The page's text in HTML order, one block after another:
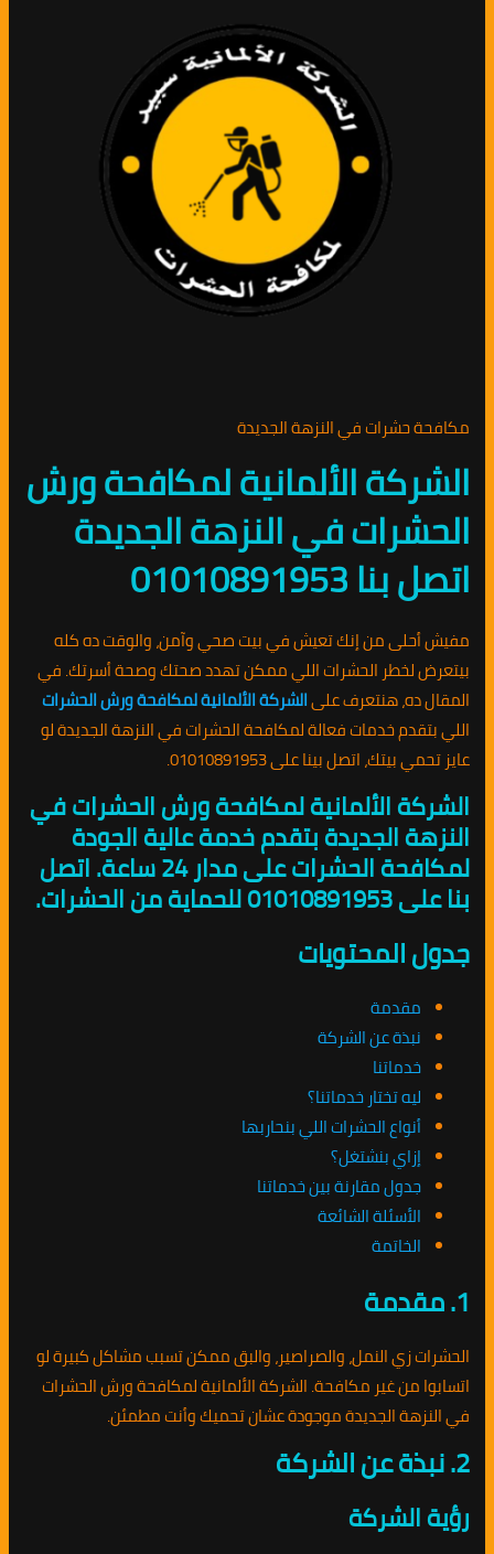
مكافحة حشرات في النزهة الجديدة
الشركة الألمانية لمكافحة ورش
الحشرات في النزهة الجديدة
اتصل بنا 01010891953
مفيش أحلى من إنك تعيش في بيت صحي وآمن، والوقت ده كله
بيتعرض لخطر الحشرات اللي ممكن تهدد صحتك وصحة أسرتك. في
المقال ده، هنتعرف علىالشركة الألمانية لمكافحة ورش الحشرات
اللي بتقدم خدمات فعالة لمكافحة الحشرات في النزهة الجديدة لو
عايز تحمي بيتك، اتصل بينا على 01010891953.
الشركة الألمانية لمكافحة ورش الحشرات في
النزهة الجديدة بتقدم خدمة عالية الجودة
لمكافحة الحشرات على مدار 24 ساعة. اتصل
بنا على 01010891953 للحماية من الحشرات.
جدول المحتويات
مقدمة
نبذة عن الشركة
خدماتنا
ليه تختار خدماتنا؟
أنواع الحشرات اللي بنحاربها
إزاي بنشتغل؟
جدول مقارنة بين خدماتنا
الأسئلة الشائعة
الخاتمة
1. مقدمة
الحشرات زي النمل، والصراصير، والبق ممكن تسبب مشاكل كبيرة لو
اتسابوا من غير مكافحة. الشركة الألمانية لمكافحة ورش الحشرات
في النزهة الجديدة موجودة عشان تحميك وأنت مطمئن.
2. نبذة عن الشركة
رؤية الشركة